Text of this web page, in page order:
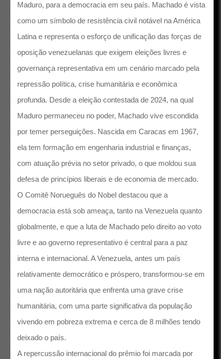
Maduro, para a democracia em seu país. Machado é vista
como um símbolo de resistência civil notável na América
Latina e representa o esforço de unificação das forças de
oposição venezuelanas que exigem eleições livres e
governança representativa em um cenário marcado pela
repressão política, crise humanitária e econômica
profunda. Desde a eleição contestada de 2024, na qual
Maduro permaneceu no poder, Machado vive escondida
por temer perseguições. Nascida em Caracas em 1967,
ela tem formação em engenharia industrial e finanças,
com atuação prévia no setor privado, o que moldou sua
defesa de princípios liberais e de economia de mercado.
O Comitê Norueguês do Nobel destacou que a
democracia está sob ameaça, tanto na Venezuela quanto
globalmente, e que a luta de Machado pelo direito ao voto
livre e ao governo representativo é central para a paz
interna e internacional. A Venezuela, antes um país
relativamente democrático e próspero, transformou-se em
uma nação autoritária que enfrenta uma grave crise
humanitária, com uma parte significativa da população
vivendo em pobreza extrema e cerca de 8 milhões tendo
deixado o país.
A repercussão internacional do prêmio foi marcada por